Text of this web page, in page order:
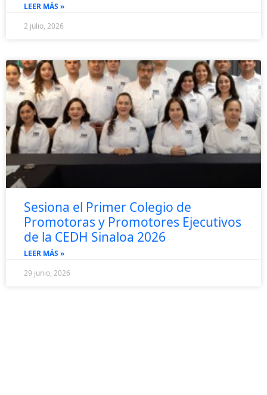
LEER MÁS »
2 julio, 2026
Sesiona el Primer Colegio de
Promotoras y Promotores Ejecutivos
de la CEDH Sinaloa 2026
LEER MÁS »
29 junio, 2026